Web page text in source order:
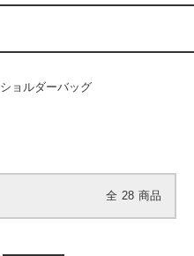
ショルダーバッグ
全 28 商品